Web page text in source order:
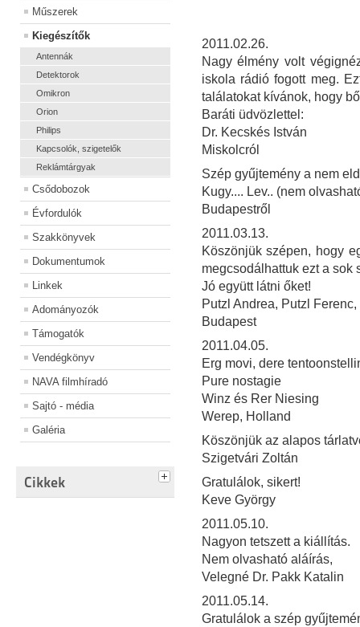
Műszerek
Kiegészítők
Antennák
Detektorok
Omikron
Orion
Philips
Kapcsolók, szigetelők
Reklámtárgyak
Csődobozok
Évfordulók
Szakkönyvek
Dokumentumok
Linkek
Adományozók
Támogatók
Vendégkönyv
NAVA filmhíradó
Sajtó - média
Galéria
Cikkek
2011.02.26.
Nagy élmény volt
iskola rádió fogott meg.
találatokat kívánok, hogy
Baráti üdvözlettel:
Dr. Kecskés István
Miskolcról
Szép gyűjtemény a nem
Kugy.... Lev.. (nem
Budapestről
2011.03.13.
Köszönjük szépen, hogy
megcsodálhattuk ezt a sok
Jó együtt látni őket!
Putzl Andrea, Putzl
Budapest
2011.04.05.
Erg movi, dere
Pure nostagie
Winz és Rer Niesing
Werep, Holland
Köszönjük az alapos
Szigetvári Zoltán
Gratulálok, sikert!
Keve György
2011.05.10.
Nagyon tetszett a kiállítás.
Nem olvasható aláírás,
Velegné Dr. Pakk Katalin
2011.05.14.
Gratulálok a szép